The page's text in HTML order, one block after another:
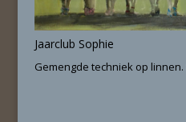
Jaarclub Sophie
Gemengde techniek op linnen.